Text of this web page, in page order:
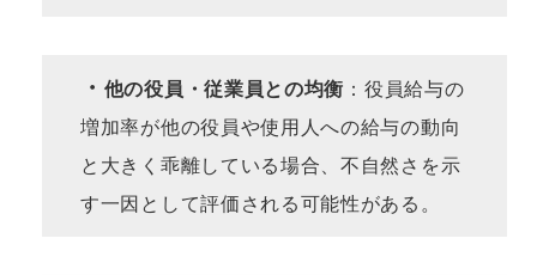
・ 他の役員・従業員との均衡 ：役員給与の
増加率が他の役員や使用人への給与の動向
と大きく乖離している場合、不自然さを示
す一因として評価される可能性がある。